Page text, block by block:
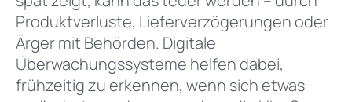
Produktverluste, Lieferverzögerungen oder
Ärger mit Behörden. Digitale
Überwachungssysteme helfen dabei,
frühzeitig zu erkennen, wenn sich etwas